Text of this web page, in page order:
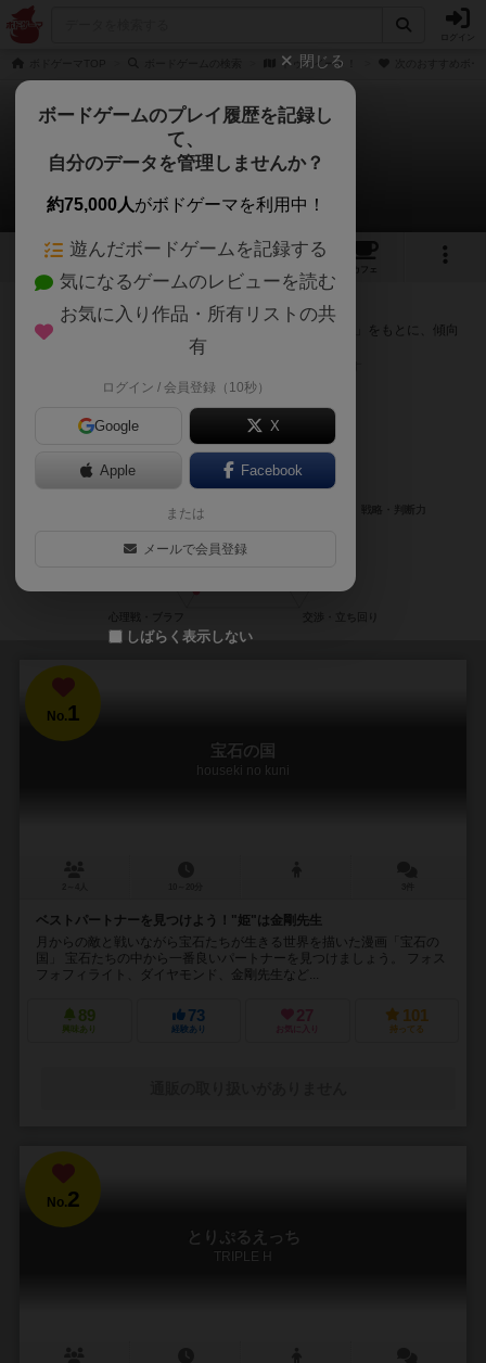
ドゥ・イート！
ドゥ・イート！
次のおすすめボードゲーム
1 1
カフェ
『ドゥ・イート！』が好きな方へのおすすめ
このゲームのトップページで投票された「プレイ感の評価」をもとに、傾向
が近いボードゲームをランキング形式で紹介します。
No.1
宝石の国
houseki no kuni
ベストパートナーを見つけよう！"姫"は金剛先生
月からの敵と戦いながら宝石たちが生きる世界を描いた漫画「宝石の
国」 宝石たちの中から一番良いパートナーを見つけましょう。 フォス
フォフィライト、ダイヤモンド、金剛先生など...
89
興味あり
73
経験あり
27
お気に入り
101
持ってる
No.2
とりぷるえっち
TRIPLE H
閉じる
ボードゲームのプレイ履歴を記録し
て、
自分のデータを管理しませんか？
約75,000人がボドゲーマを利用中！
遊んだボードゲームを記録する
気になるゲームのレビューを読む
お気に入り作品・所有リストの共
有
ログイン / 会員登録（10秒）
Google X
Apple Facebook
または
メールで会員登録
しばらく表示しない